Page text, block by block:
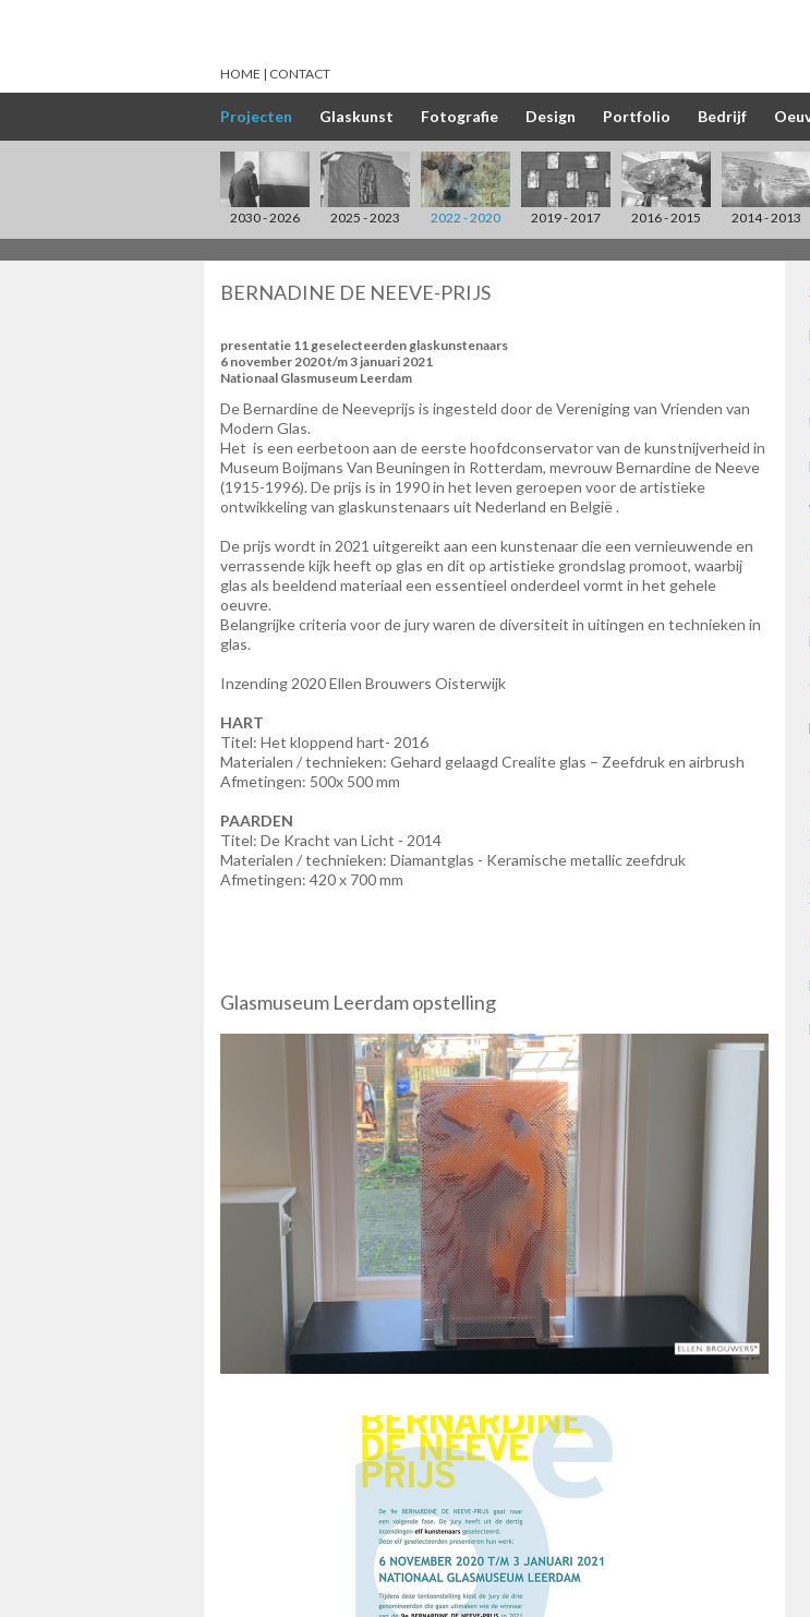
HOME CONTACT
Projecten Glaskunst Fotografie Design Portfolio Bedrijf
2030 - 2026 2025 - 2023 2022 - 2020 2019 - 2017 2016 - 2015 2014 - 2013
BERNADINE DE NEEVE-PRIJS
presentatie 11 geselecteerden glaskunstenaars
6 november 2020 t/m 3 januari 2021
Nationaal Glasmuseum Leerdam
De Bernardine de Neeveprijs is ingesteld door de Vereniging van Vrienden van
Modern Glas.
Het is een eerbetoon aan de eerste hoofdconservator van de kunstnijverheid in
Museum Boijmans Van Beuningen in Rotterdam, mevrouw Bernardine de Neeve
(1915-1996). De prijs is in 1990 in het leven geroepen voor de artistieke
ontwikkeling van glaskunstenaars uit Nederland en België .
De prijs wordt in 2021 uitgereikt aan een kunstenaar die een vernieuwende en
verrassende kijk heeft op glas en dit op artistieke grondslag promoot, waarbij
glas als beeldend materiaal een essentieel onderdeel vormt in het gehele
oeuvre.
Belangrijke criteria voor de jury waren de diversiteit in uitingen en technieken in
glas.
Inzending 2020 Ellen Brouwers Oisterwijk
HART
Titel: Het kloppend hart- 2016
Materialen / technieken: Gehard gelaagd Crealite glas – Zeefdruk en airbrush
Afmetingen: 500x 500 mm
PAARDEN
Titel: De Kracht van Licht - 2014
Materialen / technieken: Diamantglas - Keramische metallic zeefdruk
Afmetingen: 420 x 700 mm
Glasmuseum Leerdam opstelling